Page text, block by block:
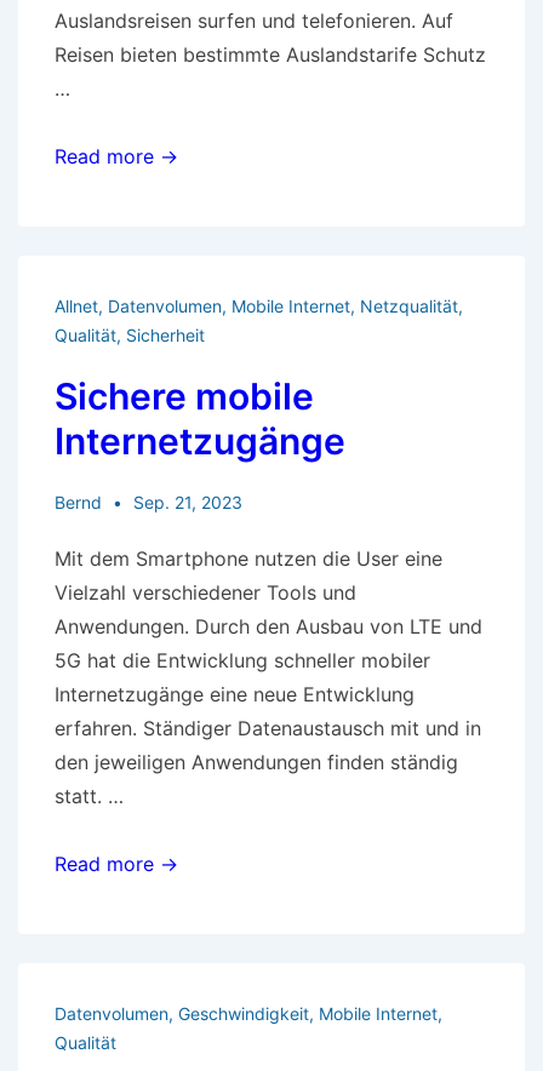
Auslandsreisen surfen und telefonieren. Auf
Reisen bieten bestimmte Auslandstarife Schutz
…
Auf
Read more →
Allnet, Datenvolumen, Mobile Internet, Netzqualität,
Qualität, Sicherheit
Sichere mobile
Internetzugänge
Bernd Sep. 21, 2023
Mit dem Smartphone nutzen die User eine
Vielzahl verschiedener Tools und
Anwendungen. Durch den Ausbau von LTE und
5G hat die Entwicklung schneller mobiler
Internetzugänge eine neue Entwicklung
erfahren. Ständiger Datenaustausch mit und in
den jeweiligen Anwendungen finden ständig
statt. …
Sichere
Read more →
Datenvolumen, Geschwindigkeit, Mobile Internet,
Qualität